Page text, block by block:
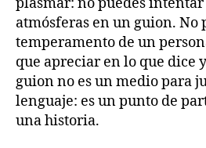
atmósferas en un guion. No
temperamento de un
que apreciar en lo que dice
guion no es un medio para
lenguaje: es un punto de
una historia.